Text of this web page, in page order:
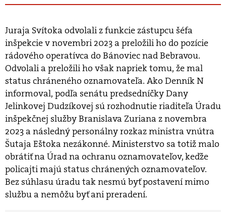
Juraja Svítoka odvolali z funkcie zástupcu šéfa
inšpekcie v novembri 2023 a preložili ho do pozície
rádového operatívca do Bánoviec nad Bebravou.
Odvolali a preložili ho však napriek tomu, že mal
status chráneného oznamovateľa. Ako Denník N
informoval, podľa senátu predsedníčky Dany
Jelinkovej Dudzíkovej sú rozhodnutie riaditeľa Úradu
inšpekčnej služby Branislava Zuriana z novembra
2023 a následný personálny rozkaz ministra vnútra
Šutaja Eštoka nezákonné. Ministerstvo sa totiž malo
obrátiť na Úrad na ochranu oznamovateľov, keďže
policajti majú status chránených oznamovateľov.
Bez súhlasu úradu tak nesmú byť postavení mimo
službu a nemôžu byť ani preradení.